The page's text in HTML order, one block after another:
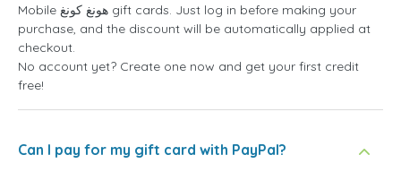
Mobile هونغ كونغ gift cards. Just log in before making your
purchase, and the discount will be automatically applied at
checkout.
No account yet? Create one now and get your first credit
free!
Can I pay for my gift card with PayPal?